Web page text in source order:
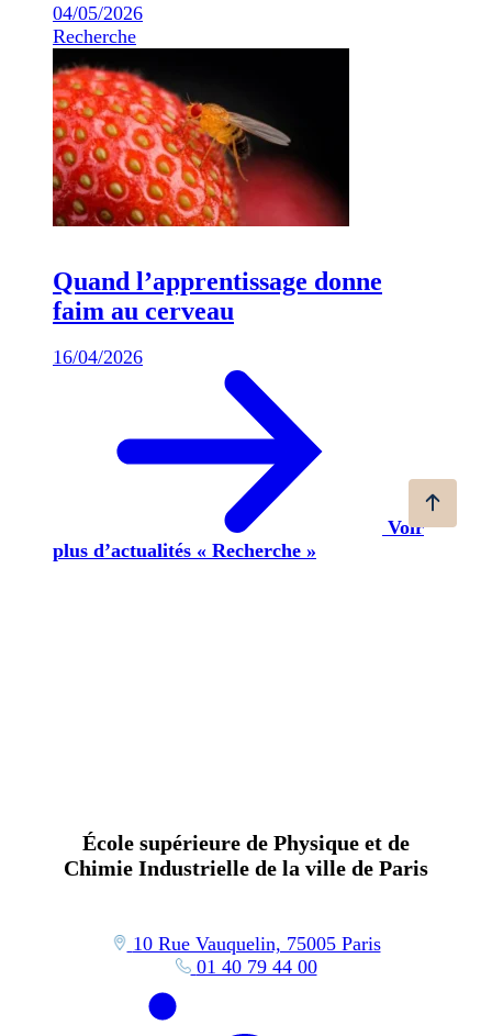
04/05/2026
Recherche
Quand l’apprentissage donne
faim au cerveau
16/04/2026
Voir
plus d’actualités « Recherche »
École supérieure de Physique et de
Chimie Industrielle de la ville de Paris
10 Rue Vauquelin, 75005 Paris
01 40 79 44 00